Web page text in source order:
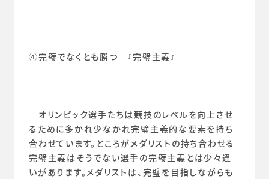
④完璧でなくとも勝つ　『完璧主義』
オリンピック選手たちは競技のレベルを向上させ
るために多かれ少なかれ完璧主義的な要素を持ち
合わせています。ところがメダリストの持ち合わせる
完璧主義はそうでない選手の完璧主義とは少々違
いがあります。メダリストは、完璧を目指しながらも